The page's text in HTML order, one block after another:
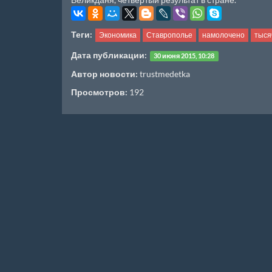
Теги: Экономика Ставрополье намолочено
Дата публикации: 30 июня 2015, 10:28
Автор новости: trustmedetka
Просмотров: 192